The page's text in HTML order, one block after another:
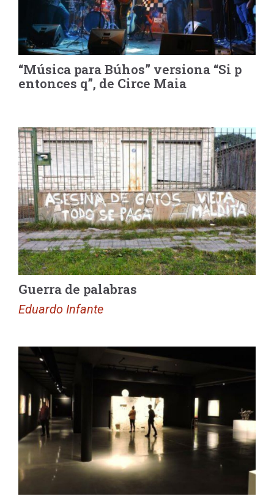
“Música para Búhos” versiona “Si p
entonces q”, de Circe Maia
Guerra de palabras
Eduardo Infante